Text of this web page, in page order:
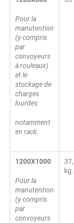
Pour la
manutention
(y compris
par
convoyeurs
à rouleaux)
et le
stockage de
charges
lourdes
notamment
en rack.
1200X1000
Pour la
manutention
(y compris
par
convoyeurs
kg.